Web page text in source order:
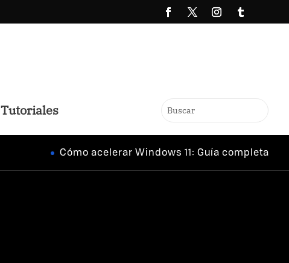
Tutoriales
Cómo acelerar Windows 11: Guía completa Hi-